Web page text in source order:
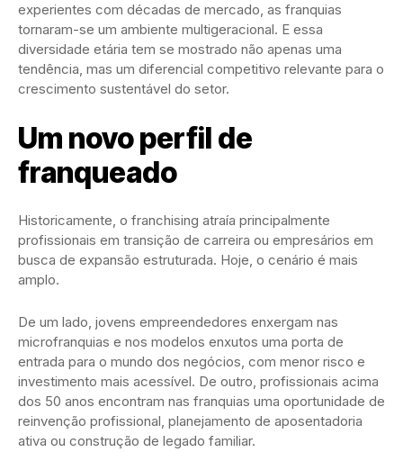
experientes com décadas de mercado, as franquias
tornaram-se um ambiente multigeracional. E essa
diversidade etária tem se mostrado não apenas uma
tendência, mas um diferencial competitivo relevante para o
crescimento sustentável do setor.
Um novo perfil de
franqueado
Historicamente, o franchising atraía principalmente
profissionais em transição de carreira ou empresários em
busca de expansão estruturada. Hoje, o cenário é mais
amplo.
De um lado, jovens empreendedores enxergam nas
microfranquias e nos modelos enxutos uma porta de
entrada para o mundo dos negócios, com menor risco e
investimento mais acessível. De outro, profissionais acima
dos 50 anos encontram nas franquias uma oportunidade de
reinvenção profissional, planejamento de aposentadoria
ativa ou construção de legado familiar.